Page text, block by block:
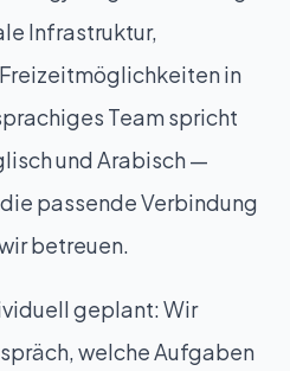
Infrastruktur,
in
Team spricht
und Arabisch —
passende Verbindung
betreuen.
geplant: Wir
welche Aufgaben